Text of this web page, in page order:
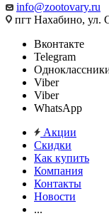
info@zootovary.ru
пгт Нахабино, ул.
Вконтакте
Telegram
Viber
Viber
WhatsApp
Акции
Скидки
Как купить
Компания
Контакты
Новости
...